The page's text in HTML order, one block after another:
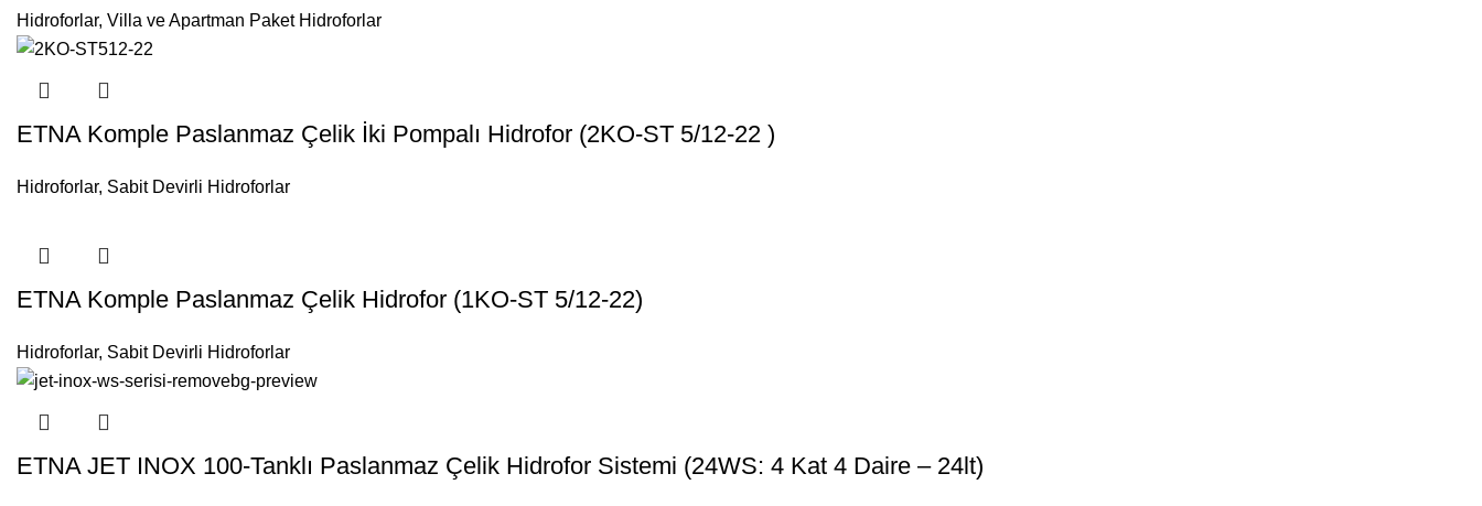
Hidroforlar, Villa ve Apartman Paket Hidroforlar
ETNA Komple Paslanmaz Çelik İki Pompalı Hidrofor (2KO-ST 5/12-22 )
Hidroforlar, Sabit Devirli Hidroforlar
ETNA Komple Paslanmaz Çelik Hidrofor (1KO-ST 5/12-22)
Hidroforlar, Sabit Devirli Hidroforlar
ETNA JET INOX 100-Tanklı Paslanmaz Çelik Hidrofor Sistemi (24WS: 4 Kat 4 Daire – 24lt)